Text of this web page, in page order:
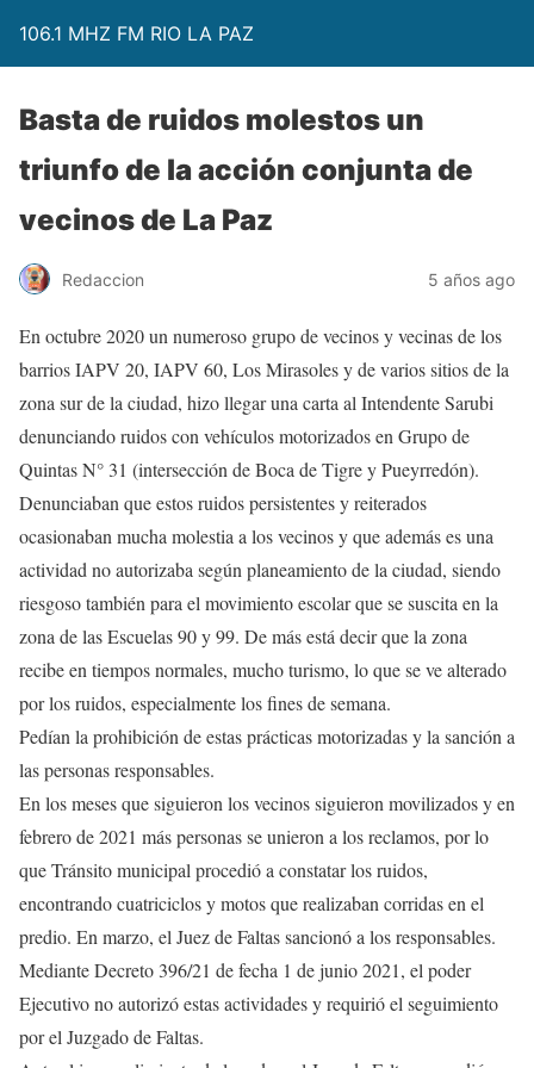
106.1 MHZ FM RIO LA PAZ
Basta de ruidos molestos un
triunfo de la acción conjunta de
vecinos de La Paz
Redaccion 5 años ago
En octubre 2020 un numeroso grupo de vecinos y vecinas de los
barrios IAPV 20, IAPV 60, Los Mirasoles y de varios sitios de la
zona sur de la ciudad, hizo llegar una carta al Intendente Sarubi
denunciando ruidos con vehículos motorizados en Grupo de
Quintas N° 31 (intersección de Boca de Tigre y Pueyrredón).
Denunciaban que estos ruidos persistentes y reiterados
ocasionaban mucha molestia a los vecinos y que además es una
actividad no autorizaba según planeamiento de la ciudad, siendo
riesgoso también para el movimiento escolar que se suscita en la
zona de las Escuelas 90 y 99. De más está decir que la zona
recibe en tiempos normales, mucho turismo, lo que se ve alterado
por los ruidos, especialmente los fines de semana.
Pedían la prohibición de estas prácticas motorizadas y la sanción a
las personas responsables.
En los meses que siguieron los vecinos siguieron movilizados y en
febrero de 2021 más personas se unieron a los reclamos, por lo
que Tránsito municipal procedió a constatar los ruidos,
encontrando cuatriciclos y motos que realizaban corridas en el
predio. En marzo, el Juez de Faltas sancionó a los responsables.
Mediante Decreto 396/21 de fecha 1 de junio 2021, el poder
Ejecutivo no autorizó estas actividades y requirió el seguimiento
por el Juzgado de Faltas.